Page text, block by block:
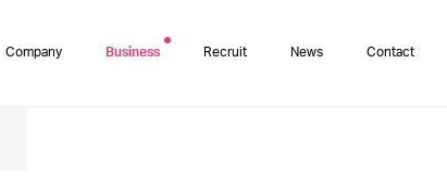
Company Business Recruit News Contact